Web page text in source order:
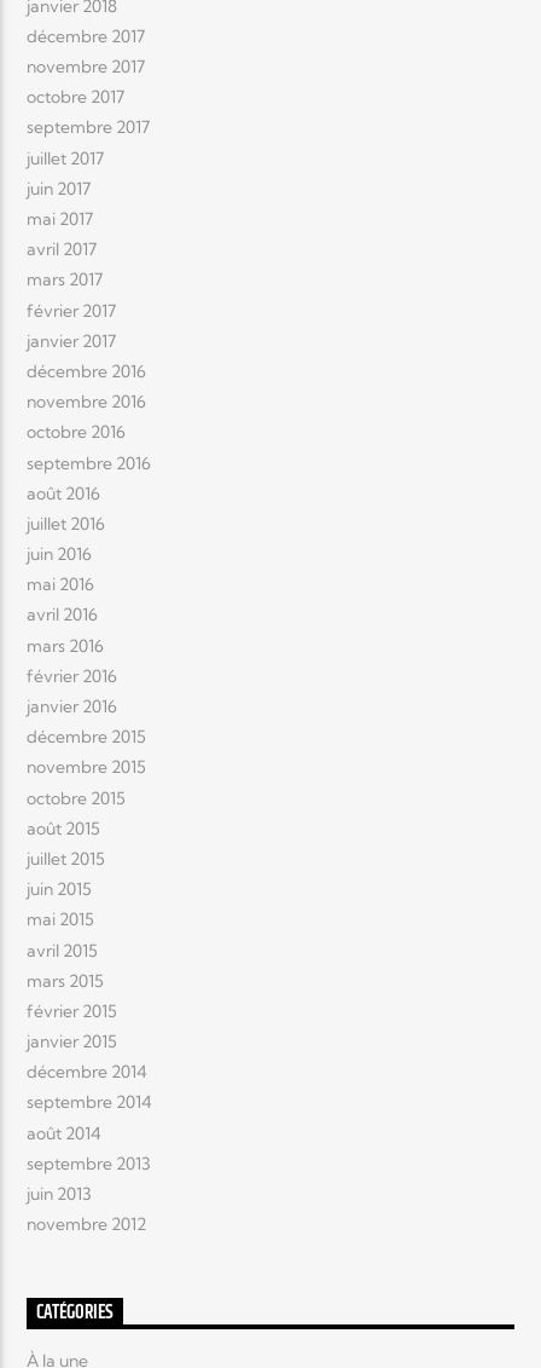
janvier 2018
décembre 2017
novembre 2017
octobre 2017
septembre 2017
juillet 2017
juin 2017
mai 2017
avril 2017
mars 2017
février 2017
janvier 2017
décembre 2016
novembre 2016
octobre 2016
septembre 2016
août 2016
juillet 2016
juin 2016
mai 2016
avril 2016
mars 2016
février 2016
janvier 2016
décembre 2015
novembre 2015
octobre 2015
août 2015
juillet 2015
juin 2015
mai 2015
avril 2015
mars 2015
février 2015
janvier 2015
décembre 2014
septembre 2014
août 2014
septembre 2013
juin 2013
novembre 2012
CATÉGORIES
À la une